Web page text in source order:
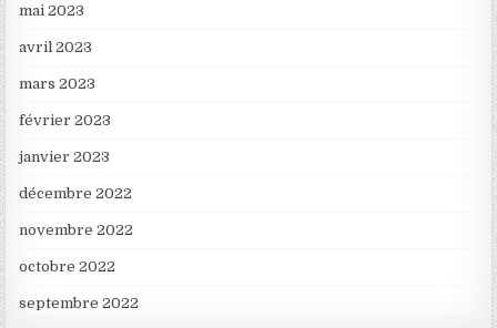
mai 2023
avril 2023
mars 2023
février 2023
janvier 2023
décembre 2022
novembre 2022
octobre 2022
septembre 2022